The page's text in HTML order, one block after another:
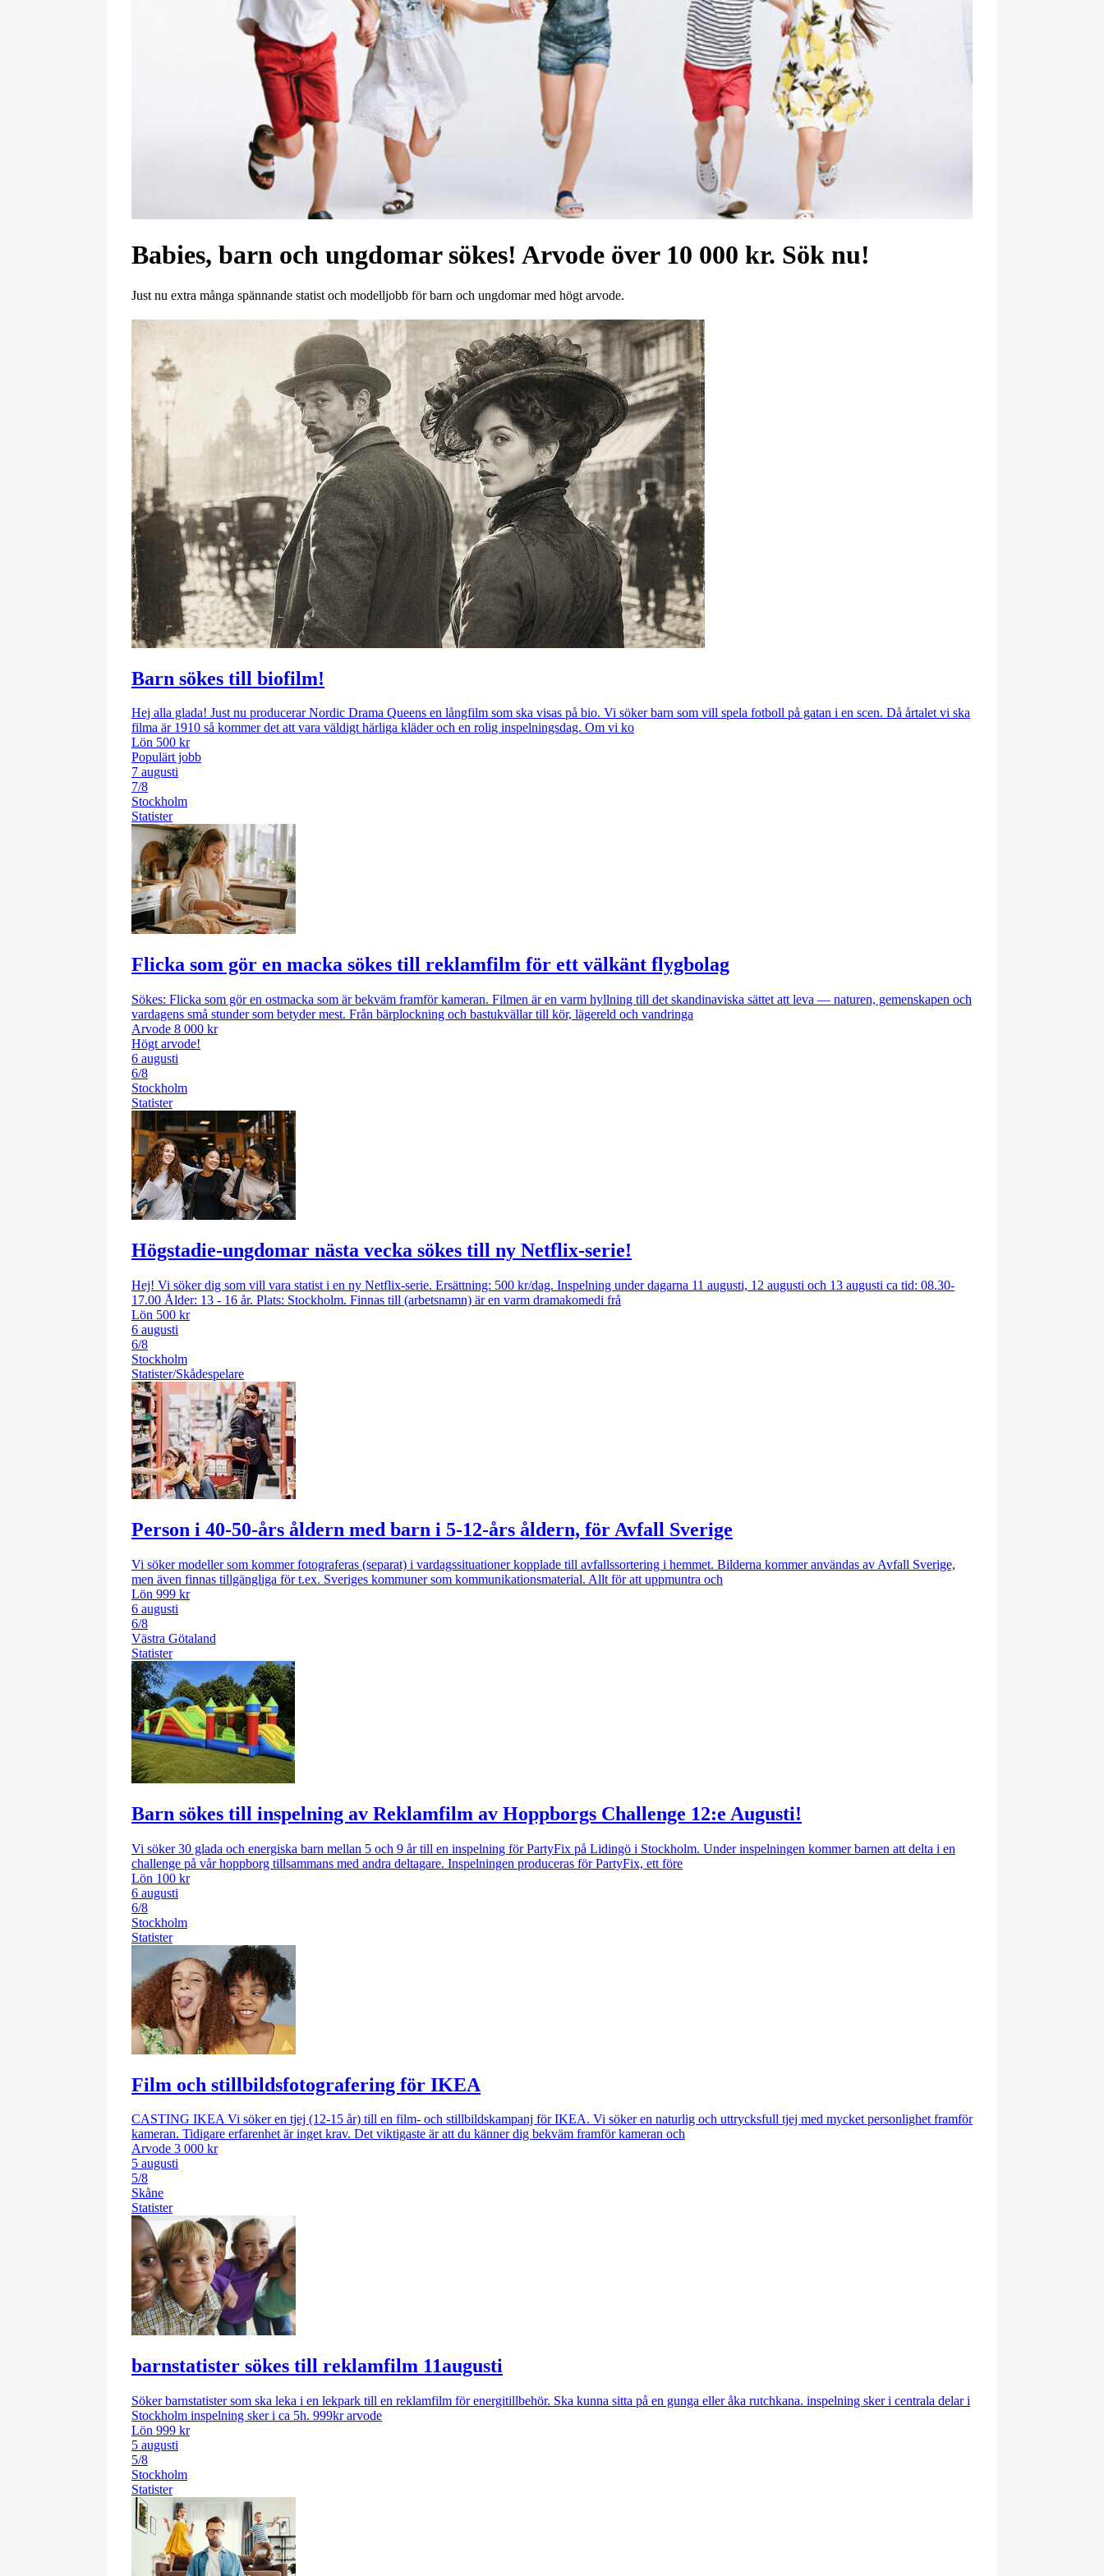
Babies, barn och ungdomar sökes! Arvode över 10 000 kr. Sök nu!
Just nu extra många spännande statist och modelljobb för barn och ungdomar med högt arvode.
Barn sökes till biofilm!
Hej alla glada! Just nu producerar Nordic Drama Queens en långfilm som ska visas på bio. Vi söker barn som vill spela fotboll på gatan i en scen. Då årtalet vi ska
filma är 1910 så kommer det att vara väldigt härliga kläder och en rolig inspelningsdag. Om vi ko
Lön 500 kr
Populärt jobb
7 augusti
7/8
Stockholm
Statister
Flicka som gör en macka sökes till reklamfilm för ett välkänt flygbolag
Sökes: Flicka som gör en ostmacka som är bekväm framför kameran. Filmen är en varm hyllning till det skandinaviska sättet att leva — naturen, gemenskapen och
vardagens små stunder som betyder mest. Från bärplockning och bastukvällar till kör, lägereld och vandringa
Arvode 8 000 kr
Högt arvode!
6 augusti
6/8
Stockholm
Statister
Högstadie-ungdomar nästa vecka sökes till ny Netflix-serie!
Hej! Vi söker dig som vill vara statist i en ny Netflix-serie. Ersättning: 500 kr/dag. Inspelning under dagarna 11 augusti, 12 augusti och 13 augusti ca tid: 08.30-
17.00 Ålder: 13 - 16 år. Plats: Stockholm. Finnas till (arbetsnamn) är en varm dramakomedi frå
Lön 500 kr
6 augusti
6/8
Stockholm
Statister/Skådespelare
Person i 40-50-års åldern med barn i 5-12-års åldern, för Avfall Sverige
Vi söker modeller som kommer fotograferas (separat) i vardagssituationer kopplade till avfallssortering i hemmet. Bilderna kommer användas av Avfall Sverige,
men även finnas tillgängliga för t.ex. Sveriges kommuner som kommunikationsmaterial. Allt för att uppmuntra och
Lön 999 kr
6 augusti
6/8
Västra Götaland
Statister
Barn sökes till inspelning av Reklamfilm av Hoppborgs Challenge 12:e Augusti!
Vi söker 30 glada och energiska barn mellan 5 och 9 år till en inspelning för PartyFix på Lidingö i Stockholm. Under inspelningen kommer barnen att delta i en
challenge på vår hoppborg tillsammans med andra deltagare. Inspelningen produceras för PartyFix, ett före
Lön 100 kr
6 augusti
6/8
Stockholm
Statister
Film och stillbildsfotografering för IKEA
CASTING IKEA Vi söker en tjej (12-15 år) till en film- och stillbildskampanj för IKEA. Vi söker en naturlig och uttrycksfull tjej med mycket personlighet framför
kameran. Tidigare erfarenhet är inget krav. Det viktigaste är att du känner dig bekväm framför kameran och
Arvode 3 000 kr
5 augusti
5/8
Skåne
Statister
barnstatister sökes till reklamfilm 11augusti
Söker barnstatister som ska leka i en lekpark till en reklamfilm för energitillbehör. Ska kunna sitta på en gunga eller åka rutchkana. inspelning sker i centrala delar i
Stockholm inspelning sker i ca 5h. 999kr arvode
Lön 999 kr
5 augusti
5/8
Stockholm
Statister